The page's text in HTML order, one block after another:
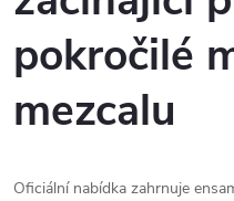
pokročilé
mezcalu
Oficiální nabídka zahrnuje